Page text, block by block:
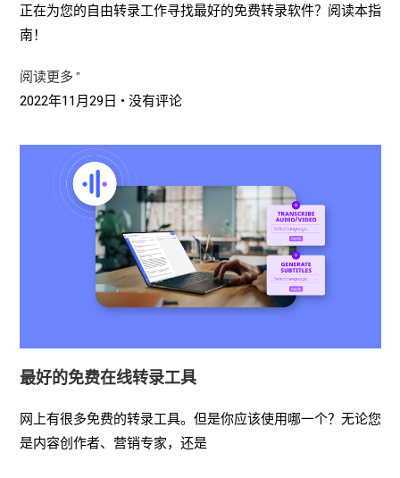
正在为您的自由转录工作寻找最好的免费转录软件？阅读本指
南！
阅读更多 ”
2022年11月29日 没有评论
最好的免费在线转录工具
网上有很多免费的转录工具。但是你应该使用哪一个？无论您
是内容创作者、营销专家，还是